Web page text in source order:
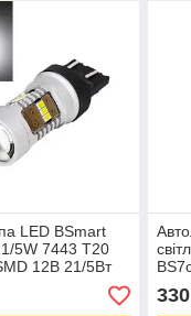
LED BSmart
5W 7443 T20
12В 21/5Вт
12В
330